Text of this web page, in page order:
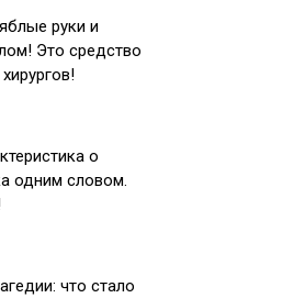
руки и
Это средство
о
одним словом.
что стало